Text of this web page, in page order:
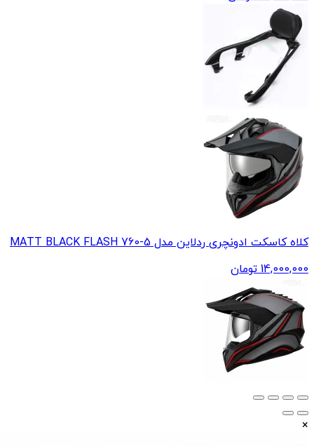
کلاه کاسکت ادونچری ردلاین مدل 5-760 MATT BLACK FLASH
14,000,000 تومان
×